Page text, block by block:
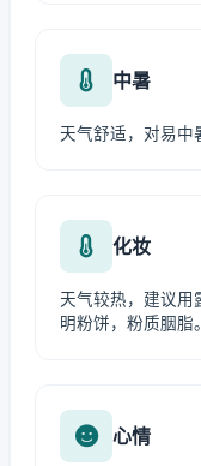
中暑
天气舒适，对易中
化妆
天气较热，建议用
明粉饼，粉质胭脂。
心情